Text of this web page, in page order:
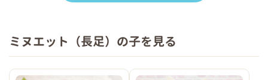
ミヌエット（長足）の子を見る